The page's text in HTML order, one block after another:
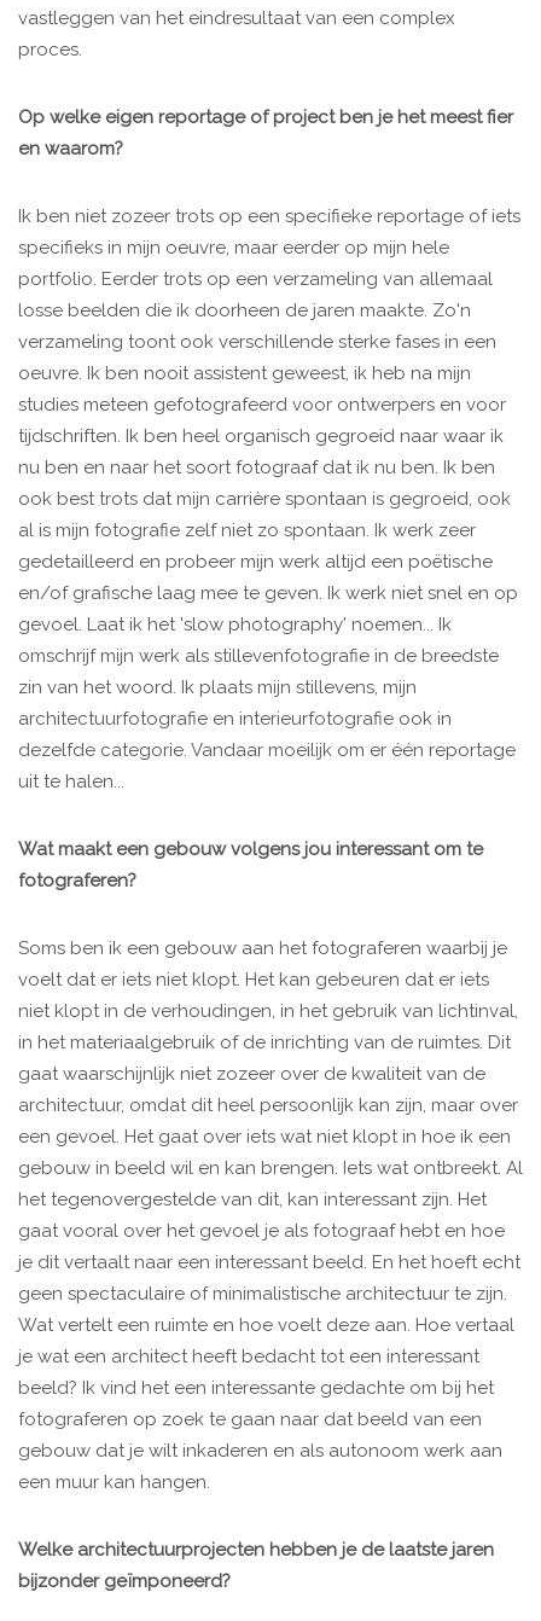
vastleggen van het eindresultaat van een complex
proces.
Op welke eigen reportage of project ben je het meest fier
en waarom?
Ik ben niet zozeer trots op een specifieke reportage of iets
specifieks in mijn oeuvre, maar eerder op mijn hele
portfolio. Eerder trots op een verzameling van allemaal
losse beelden die ik doorheen de jaren maakte. Zo'n
verzameling toont ook verschillende sterke fases in een
oeuvre. Ik ben nooit assistent geweest, ik heb na mijn
studies meteen gefotografeerd voor ontwerpers en voor
tijdschriften. Ik ben heel organisch gegroeid naar waar ik
nu ben en naar het soort fotograaf dat ik nu ben. Ik ben
ook best trots dat mijn carrière spontaan is gegroeid, ook
al is mijn fotografie zelf niet zo spontaan. Ik werk zeer
gedetailleerd en probeer mijn werk altijd een poëtische
en/of grafische laag mee te geven. Ik werk niet snel en op
gevoel. Laat ik het 'slow photography' noemen... Ik
omschrijf mijn werk als stillevenfotografie in de breedste
zin van het woord. Ik plaats mijn stillevens, mijn
architectuurfotografie en interieurfotografie ook in
dezelfde categorie. Vandaar moeilijk om er één reportage
uit te halen...
Wat maakt een gebouw volgens jou interessant om te
fotograferen?
Soms ben ik een gebouw aan het fotograferen waarbij je
voelt dat er iets niet klopt. Het kan gebeuren dat er iets
niet klopt in de verhoudingen, in het gebruik van lichtinval,
in het materiaalgebruik of de inrichting van de ruimtes. Dit
gaat waarschijnlijk niet zozeer over de kwaliteit van de
architectuur, omdat dit heel persoonlijk kan zijn, maar over
een gevoel. Het gaat over iets wat niet klopt in hoe ik een
gebouw in beeld wil en kan brengen. Iets wat ontbreekt. Al
het tegenovergestelde van dit, kan interessant zijn. Het
gaat vooral over het gevoel je als fotograaf hebt en hoe
je dit vertaalt naar een interessant beeld. En het hoeft echt
geen spectaculaire of minimalistische architectuur te zijn.
Wat vertelt een ruimte en hoe voelt deze aan. Hoe vertaal
je wat een architect heeft bedacht tot een interessant
beeld? Ik vind het een interessante gedachte om bij het
fotograferen op zoek te gaan naar dat beeld van een
gebouw dat je wilt inkaderen en als autonoom werk aan
een muur kan hangen.
Welke architectuurprojecten hebben je de laatste jaren
bijzonder geïmponeerd?